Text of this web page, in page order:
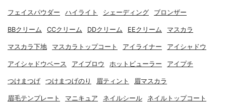
フェイスパウダー ハイライト シェーディング ブロンザー
BBクリーム CCクリーム DDクリーム EEクリーム マスカラ
マスカラ下地 マスカラトップコート アイライナー アイシャドウ
アイシャドウベース アイブロウ ホットビューラー アイプチ
つけまつげ つけまつげのり 眉ティント 眉マスカラ
眉毛テンプレート マニキュア ネイルシール ネイルトップコート